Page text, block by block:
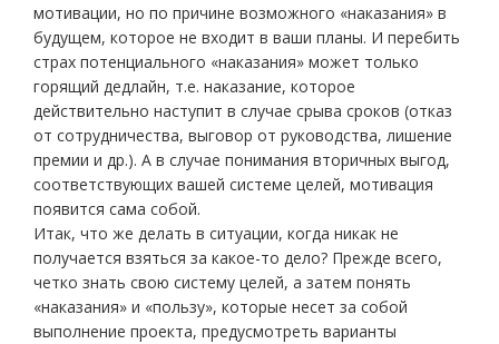
мотивации, но по причине возможного «наказания» в
будущем, которое не входит в ваши планы. И перебить
страх потенциального «наказания» может только
горящий дедлайн, т.е. наказание, которое
действительно наступит в случае срыва сроков (отказ
от сотрудничества, выговор от руководства, лишение
премии и др.). А в случае понимания вторичных выгод,
соответствующих вашей системе целей, мотивация
появится сама собой.
Итак, что же делать в ситуации, когда никак не
получается взяться за какое-то дело? Прежде всего,
четко знать свою систему целей, а затем понять
«наказания» и «пользу», которые несет за собой
выполнение проекта, предусмотреть варианты